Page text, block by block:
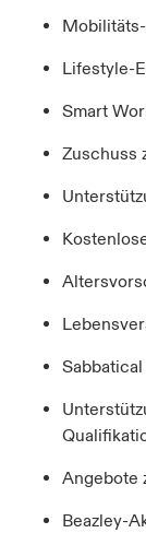
Lifestyle-
Smart
Zuschuss
Sabbatical
Angebote
Beazley-